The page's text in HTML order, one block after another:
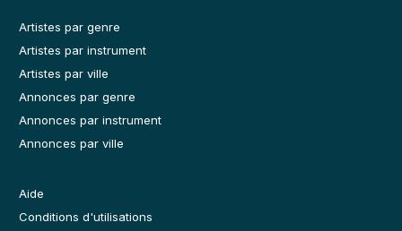
Artistes par genre
Artistes par instrument
Artistes par ville
Annonces par genre
Annonces par instrument
Annonces par ville
Aide
Conditions d'utilisations